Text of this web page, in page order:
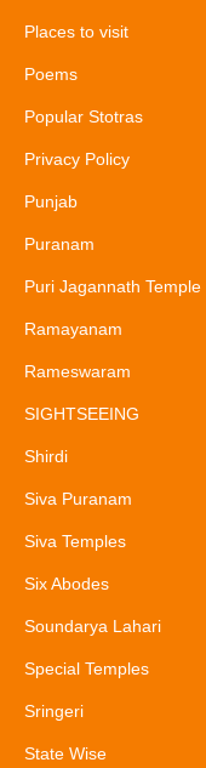
Places to visit
Poems
Popular Stotras
Privacy Policy
Punjab
Puranam
Puri Jagannath Temple
Ramayanam
Rameswaram
SIGHTSEEING
Shirdi
Siva Puranam
Siva Temples
Six Abodes
Soundarya Lahari
Special Temples
Sringeri
State Wise